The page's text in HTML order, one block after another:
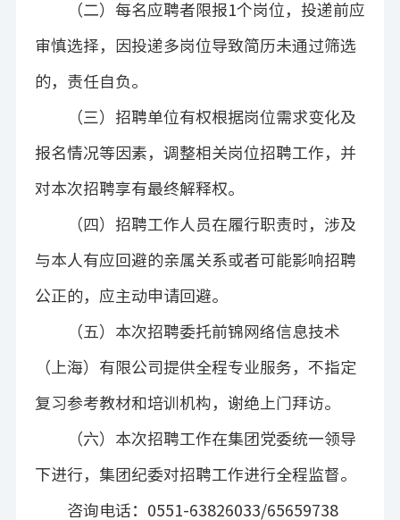
（二）每名应聘者限报1个岗位，投递前应
审慎选择，因投递多岗位导致简历未通过筛选
的，责任自负。
（三） 招聘单位有权根据岗位需求变化及
报名情况等因素，调整相关岗位招聘工作，并
对本次招聘享有最终解释权。
（四）招聘工作人员在履行职责时，涉及
与本人有应回避的亲属关系或者可能影响招聘
公正的，应主动申请回避。
（五）本次招聘委托前锦网络信息技术
（上海）有限公司提供全程专业服务，不指定
复习参考教材和培训机构，谢绝上门拜访。
（六）本次招聘工作在集团党委统一领导
下进行，集团纪委对招聘工作进行全程监督。
咨询电话： 0551-63826033/65659738